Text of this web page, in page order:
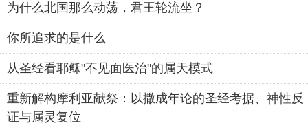
为什么北国那么动荡，君王轮流坐？
你所追求的是什么
从圣经看耶稣"不见面医治"的属天模式
重新解构摩利亚献祭：以撒成年论的圣经考据、神性反
证与属灵复位